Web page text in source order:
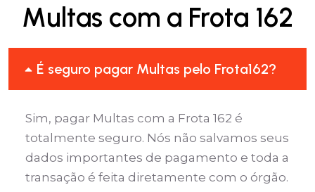
Multas com a Frota 162
É seguro pagar Multas pelo Frota162?
Sim, pagar Multas com a Frota 162 é
totalmente seguro. Nós não salvamos seus
dados importantes de pagamento e toda a
transação é feita diretamente com o órgão.